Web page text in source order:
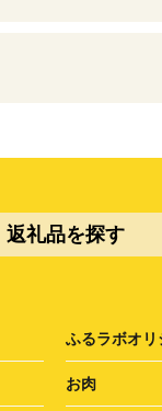
返礼品を探す
ふるラボオリ
お肉